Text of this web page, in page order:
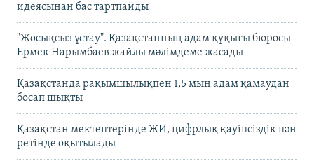
идеясынан бас тартпайды
"Жосықсыз ұстау". Қазақстанның адам құқығы бюросы
Ермек Нарымбаев жайлы мәлімдеме жасады
Қазақстанда рақымшылықпен 1,5 мың адам қамаудан
босап шықты
Қазақстан мектептерінде ЖИ, цифрлық қауіпсіздік пән
ретінде оқытылады